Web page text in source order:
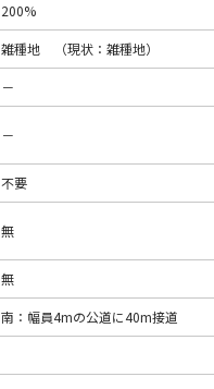
200%
雑種地 （現状：雑種地）
－
－
不要
無
無
南：幅員4mの公道に40m接道